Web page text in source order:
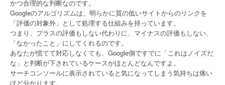
かつ合理的な判断なのです。
Googleのアルゴリズムは、明らかに質の低いサイトからのリンクを
「評価の対象外」として処理する仕組みを持っています。
つまり、プラスの評価もしない代わりに、マイナスの評価もしない、
「なかったこと」にしてくれるのです。
あなたが慌てて対応しなくても、Google側ですでに「これはノイズだ
な」と判断が下されているケースがほとんどなんですよ。
サーチコンソールに表示されていると気になってしまう気持ちは痛い
ほど分かります。